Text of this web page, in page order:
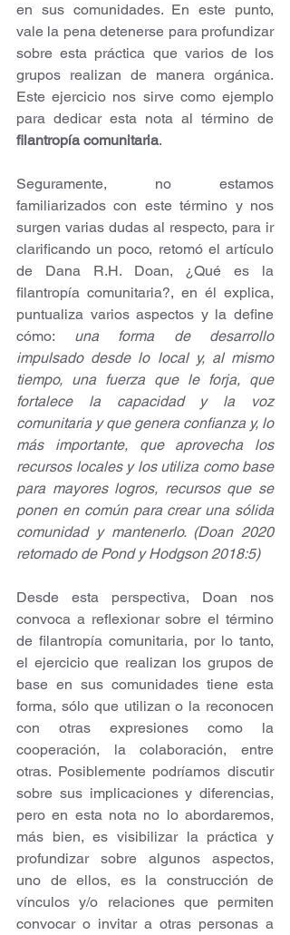
en sus comunidades. En este punto,
vale la pena detenerse para profundizar
sobre esta práctica que varios de los
grupos realizan de manera orgánica.
Este ejercicio nos sirve como ejemplo
para dedicar esta nota al término de
filantropía comunitaria.
Seguramente, no estamos
familiarizados con este término y nos
surgen varias dudas al respecto, para ir
clarificando un poco, retomó el artículo
de Dana R.H. Doan, ¿Qué es la
filantropía comunitaria?, en él explica,
puntualiza varios aspectos y la define
cómo: una forma de desarrollo
impulsado desde lo local y, al mismo
tiempo, una fuerza que le forja, que
fortalece la capacidad y la voz
comunitaria y que genera confianza y, lo
más importante, que aprovecha los
recursos locales y los utiliza como base
para mayores logros, recursos que se
ponen en común para crear una sólida
comunidad y mantenerlo. (Doan 2020
retomado de Pond y Hodgson 2018:5)
Desde esta perspectiva, Doan nos
convoca a reflexionar sobre el término
de filantropía comunitaria, por lo tanto,
el ejercicio que realizan los grupos de
base en sus comunidades tiene esta
forma, sólo que utilizan o la reconocen
con otras expresiones como la
cooperación, la colaboración, entre
otras. Posiblemente podríamos discutir
sobre sus implicaciones y diferencias,
pero en esta nota no lo abordaremos,
más bien, es visibilizar la práctica y
profundizar sobre algunos aspectos,
uno de ellos, es la construcción de
vínculos y/o relaciones que permiten
convocar o invitar a otras personas a